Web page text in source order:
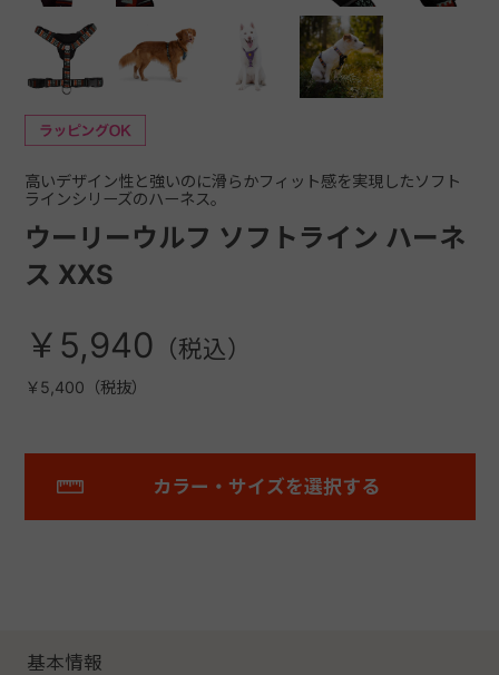
ウーリーウルフ ソフトライン ハーネ
ス XXS
高いデザイン性と強いのに滑らかフィット感を実現したソフト
ラインシリーズのハーネス。
￥5,940
￥5,400（税抜）
カラー・サイズを選択する
基本情報